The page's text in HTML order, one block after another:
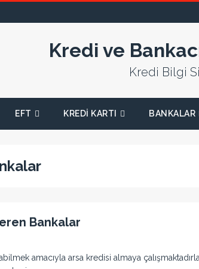
Kredi ve
Kredi Bilgi
EFT KREDI KARTI BANKALAR
Bankalar
amacıyla arsa kredisi almaya